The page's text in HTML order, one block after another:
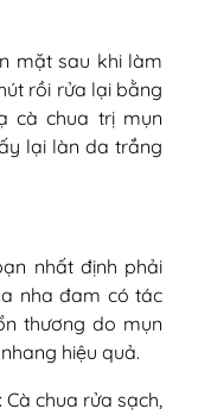
mặt sau khi làm
rồi rửa lại bằng
cà chua trị mụn
lại làn da trắng
nhất định phải
nha đam có tác
thương do mụn
hiệu quả.
Cà chua rửa sạch,